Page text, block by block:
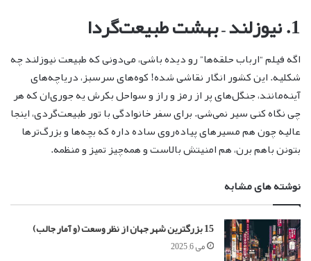
1. نیوزلند – بهشت طبیعت‌گردا
اگه فیلم “ارباب حلقه‌ها” رو دیده باشی، می‌دونی که طبیعت نیوزلند چه
شکلیه. این کشور انگار نقاشی شده! کوه‌های سرسبز، دریاچه‌های
آینه‌مانند، جنگل‌های پر از رمز و راز و سواحل بکرش یه جوری‌ان که هر
چی نگاه کنی سیر نمی‌شی. برای سفر خانوادگی با تور طبیعت‌گردی، اینجا
عالیه چون هم مسیرهای پیاده‌روی ساده داره که بچه‌ها و بزرگ‌ترها
بتونن باهم برن، هم امنیتش بالاست و همه‌چیز تمیز و منظمه.
نوشته های مشابه
15 بزرگترین شهر جهان از نظر وسعت (و آمار جالب)
می 6, 2025